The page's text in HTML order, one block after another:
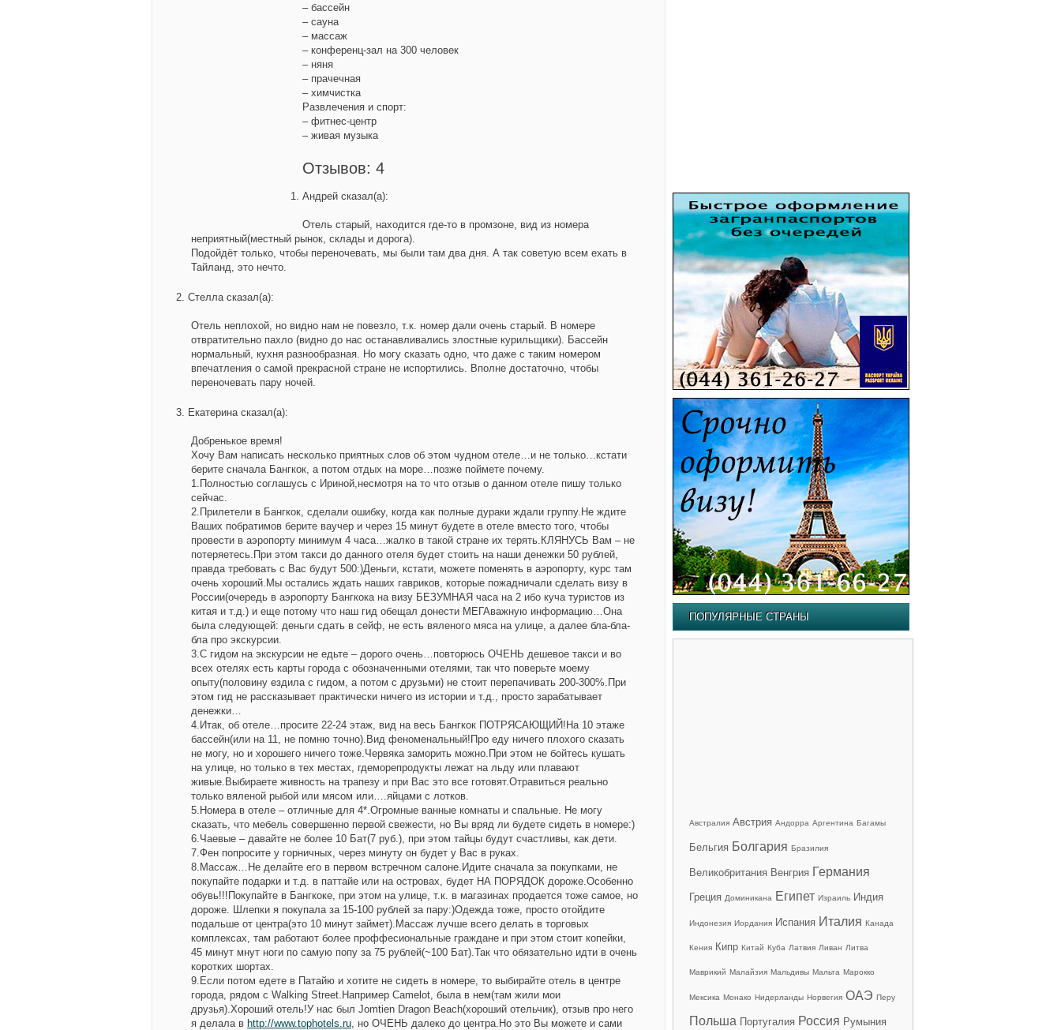
– бассейн
– сауна
– массаж
– конференц-зал на 300 человек
– няня
– прачечная
– химчистка
Развлечения и спорт:
– фитнес-центр
– живая музыка
Отзывов: 4
Андрей сказал(а):
Отель старый, находится где-то в промзоне, вид из номера
неприятный(местный рынок, склады и дорога).
Подойдёт только, чтобы переночевать, мы были там два дня. А так советую всем ехать в
Тайланд, это нечто.
Стелласказал(а):
Отель неплохой, но видно нам не повезло, т.к. номер дали очень старый. В номере
отвратительно пахло (видно до нас останавливались злостные курильщики). Бассейн
нормальный, кухня разнообразная. Но могу сказать одно, что даже с таким номером
впечатления о самой прекрасной стране не испортились. Вполне достаточно, чтобы
переночевать пару ночей.
Екатеринасказал(а):
Добренькое время!
Хочу Вам написать несколько приятных слов об этом чудном отеле…и не только…кстати
берите сначала Бангкок, а потом отдых на море…позже поймете почему.
1.Полностью соглашусь с Ириной,несмотря на то что отзыв о данном отеле пишу только
сейчас.
2.Прилетели в Бангкок, сделали ошибку, когда как полные дураки ждали группу.Не ждите
Ваших побратимов берите ваучер и через 15 минут будете в отеле вместо того, чтобы
провести в аэропорту минимум 4 часа…жалко в такой стране их терять.КЛЯНУСЬ Вам – не
потеряетесь.При этом такси до данного отеля будет стоить на наши денежки 50 рублей,
правда требовать с Вас будут 500:)Деньги, кстати, можете поменять в аэропорту, курс там
очень хороший.Мы остались ждать наших гавриков, которые пожадничали сделать визу в
России(очередь в аэропорту Бангкока на визу БЕЗУМНАЯ часа на 2 ибо куча туристов из
китая и т.д.) и еще потому что наш гид обещал донести МЕГАважную информацию…Она
была следующей: деньги сдать в сейф, не есть вяленого мяса на улице, а далее бла-бла-
бла про экскурсии.
3.С гидом на экскурсии не едьте – дорого очень…повторюсь ОЧЕНЬ дешевое такси и во
всех отелях есть карты города с обозначенными отелями, так что поверьте моему
опыту(половину ездила с гидом, а потом с друзьми) не стоит перепачивать 200-300%.При
этом гид не рассказывает практически ничего из истории и т.д., просто зарабатывает
денежки…
4.Итак, об отеле…просите 22-24 этаж, вид на весь Бангкок ПОТРЯСАЮЩИЙ!На 10 этаже
бассейн(или на 11, не помню точно).Вид феноменальный!Про еду ничего плохого сказать
не могу, но и хорошего ничего тоже.Червяка заморить можно.При этом не бойтесь кушать
на улице, но только в тех местах, гдеморепродукты лежат на льду или плавают
живые.Выбираете живность на трапезу и при Вас это все готовят.Отравиться реально
только вяленой рыбой или мясом или….яйцами с лотков.
5.Номера в отеле – отличные для 4*.Огромные ванные комнаты и спальные. Не могу
сказать, что мебель совершенно первой свежести, но Вы вряд ли будете сидеть в номере:)
6.Чаевые – давайте не более 10 Бат(7 руб.), при этом тайцы будут счастливы, как дети.
7.Фен попросите у горничных, через минуту он будет у Вас в руках.
8.Массаж…Не делайте его в первом встречном салоне.Идите сначала за покупками, не
покупайте подарки и т.д. в паттайе или на островах, будет НА ПОРЯДОК дороже.Особенно
обувь!!!Покупайте в Бангкоке, при этом на улице, т.к. в магазинах продается тоже самое, но
дороже. Шлепки я покупала за 15-100 рублей за пару:)Одежда тоже, просто отойдите
подальше от центра(это 10 минут займет).Массаж лучше всего делать в торговых
комплексах, там работают более проффесиональные граждане и при этом стоит копейки,
45 минут мнут ноги по самую попу за 75 рублей(~100 Бат).Так что обязательно идти в очень
коротких шортах.
9.Если потом едете в Патайю и хотите не сидеть в номере, то выбирайте отель в центре
города, рядом с Walking Street.Например Camelot, была в нем(там жили мои
друзья).Хороший отель!У нас был Jomtien Dragon Beach(хороший отельчик), отзыв про него
я делала в http://www.tophotels.ru, но ОЧЕНЬ далеко до центра.Но это Вы можете и сами
ПОПУЛЯРНЫЕ СТРАНЫ
Австралия Австрия Андорра Аргентина Багамы
Бельгия Болгария Бразилия
Великобритания Венгрия Германия
Греция Доминикана Египет Израиль Индия
Индонезия Иордания Испания Италия Канада
Кения Кипр Китай Куба Латвия Ливан Литва
Маврикий Малайзия Мальдивы Мальта Марокко
Мексика Монако Нидерланды Норвегия ОАЭ Перу
Польша Португалия Россия Румыния